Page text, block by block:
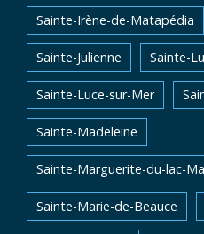
Sainte-Irène-de-Matapédia
Sainte-Julienne Sainte-
Sainte-Luce-sur-Mer
Sainte-Madeleine
Sainte-Marguerite-du-lac-
Sainte-Marie-de-Beauce